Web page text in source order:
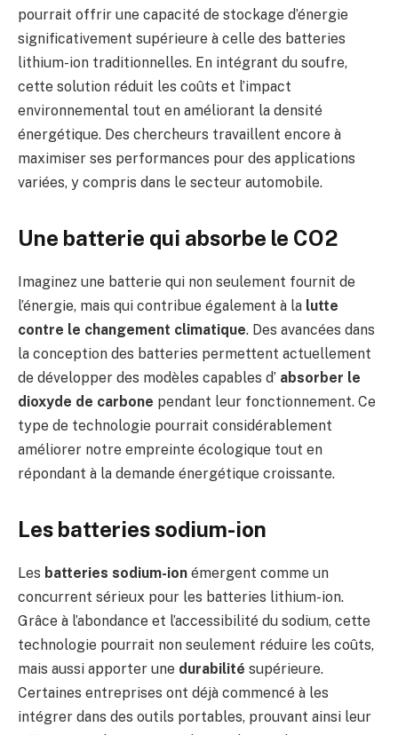
pourrait offrir une capacité de stockage d’énergie
significativement supérieure à celle des batteries
lithium-ion traditionnelles. En intégrant du soufre,
cette solution réduit les coûts et l’impact
environnemental tout en améliorant la densité
énergétique. Des chercheurs travaillent encore à
maximiser ses performances pour des applications
variées, y compris dans le secteur automobile.
Une batterie qui absorbe le CO2
Imaginez une batterie qui non seulement fournit de
l’énergie, mais qui contribue également à la lutte
contre le changement climatique. Des avancées dans
la conception des batteries permettent actuellement
de développer des modèles capables d’ absorber le
dioxyde de carbone pendant leur fonctionnement. Ce
type de technologie pourrait considérablement
améliorer notre empreinte écologique tout en
répondant à la demande énergétique croissante.
Les batteries sodium-ion
Les batteries sodium-ion émergent comme un
concurrent sérieux pour les batteries lithium-ion.
Grâce à l’abondance et l’accessibilité du sodium, cette
technologie pourrait non seulement réduire les coûts,
mais aussi apporter une durabilité supérieure.
Certaines entreprises ont déjà commencé à les
intégrer dans des outils portables, prouvant ainsi leur